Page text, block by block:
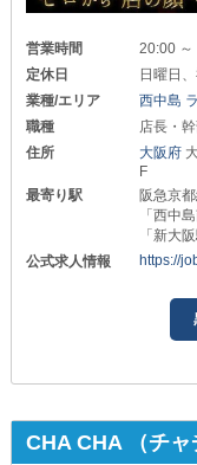
営業時間
20:00 ～
定休日
日曜日
業種/エリア
西中島
職種
店長・
住所
大阪府
F
最寄り駅
阪急京
「西中
「新大
公式求人情報
https://
CHA CHA （チャ